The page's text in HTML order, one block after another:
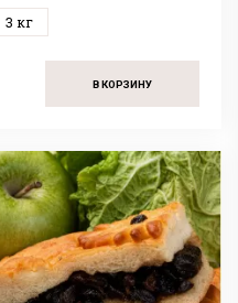
3 кг
В КОРЗИНУ